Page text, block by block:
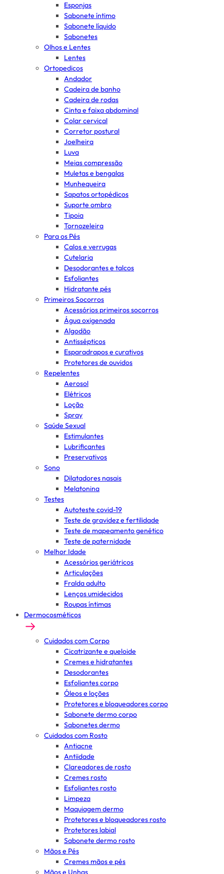
Esponjas
Sabonete íntimo
Sabonete líquido
Sabonetes
Olhos e Lentes
Lentes
Ortopedicos
Andador
Cadeira de banho
Cadeira de rodas
Cinta e faixa abdominal
Colar cervical
Corretor postural
Joelheira
Luva
Meias compressão
Muletas e bengalas
Munhequeira
Sapatos ortopédicos
Suporte ombro
Tipoia
Tornozeleira
Para os Pés
Calos e verrugas
Cutelaria
Desodorantes e talcos
Esfoliantes
Hidratante pés
Primeiros Socorros
Acessórios primeiros socorros
Água oxigenada
Algodão
Antissépticos
Esparadrapos e curativos
Protetores de ouvidos
Repelentes
Aerosol
Elétricos
Loção
Spray
Saúde Sexual
Estimulantes
Lubrificantes
Preservativos
Sono
Dilatadores nasais
Melatonina
Testes
Autoteste covid-19
Teste de gravidez e fertilidade
Teste de mapeamento genético
Teste de paternidade
Melhor Idade
Acessórios geriátricos
Articulações
Fralda adulto
Lenços umidecidos
Roupas íntimas
Dermocosméticos
Cuidados com Corpo
Cicatrizante e queloide
Cremes e hidratantes
Desodorantes
Esfoliantes corpo
Óleos e loções
Protetores e bloqueadores corpo
Sabonete dermo corpo
Sabonetes dermo
Cuidados com Rosto
Antiacne
Antiidade
Clareadores de rosto
Cremes rosto
Esfoliantes rosto
Limpeza
Maquiagem dermo
Protetores e bloqueadores rosto
Protetores labial
Sabonete dermo rosto
Mãos e Pés
Cremes mãos e pés
Mãos e Unhas